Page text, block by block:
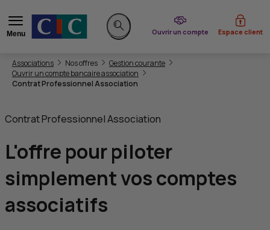
Menu
Rechercher sur le site
Ouvrir un compte
du CIC Espace client
Vous êtes ici:
Associations Nos offres
Gestion courante
Ouvrir un compte bancaire association
Contrat Professionnel Association
Contrat Professionnel Association
L'offre pour piloter
simplementvos comptes
associatifs